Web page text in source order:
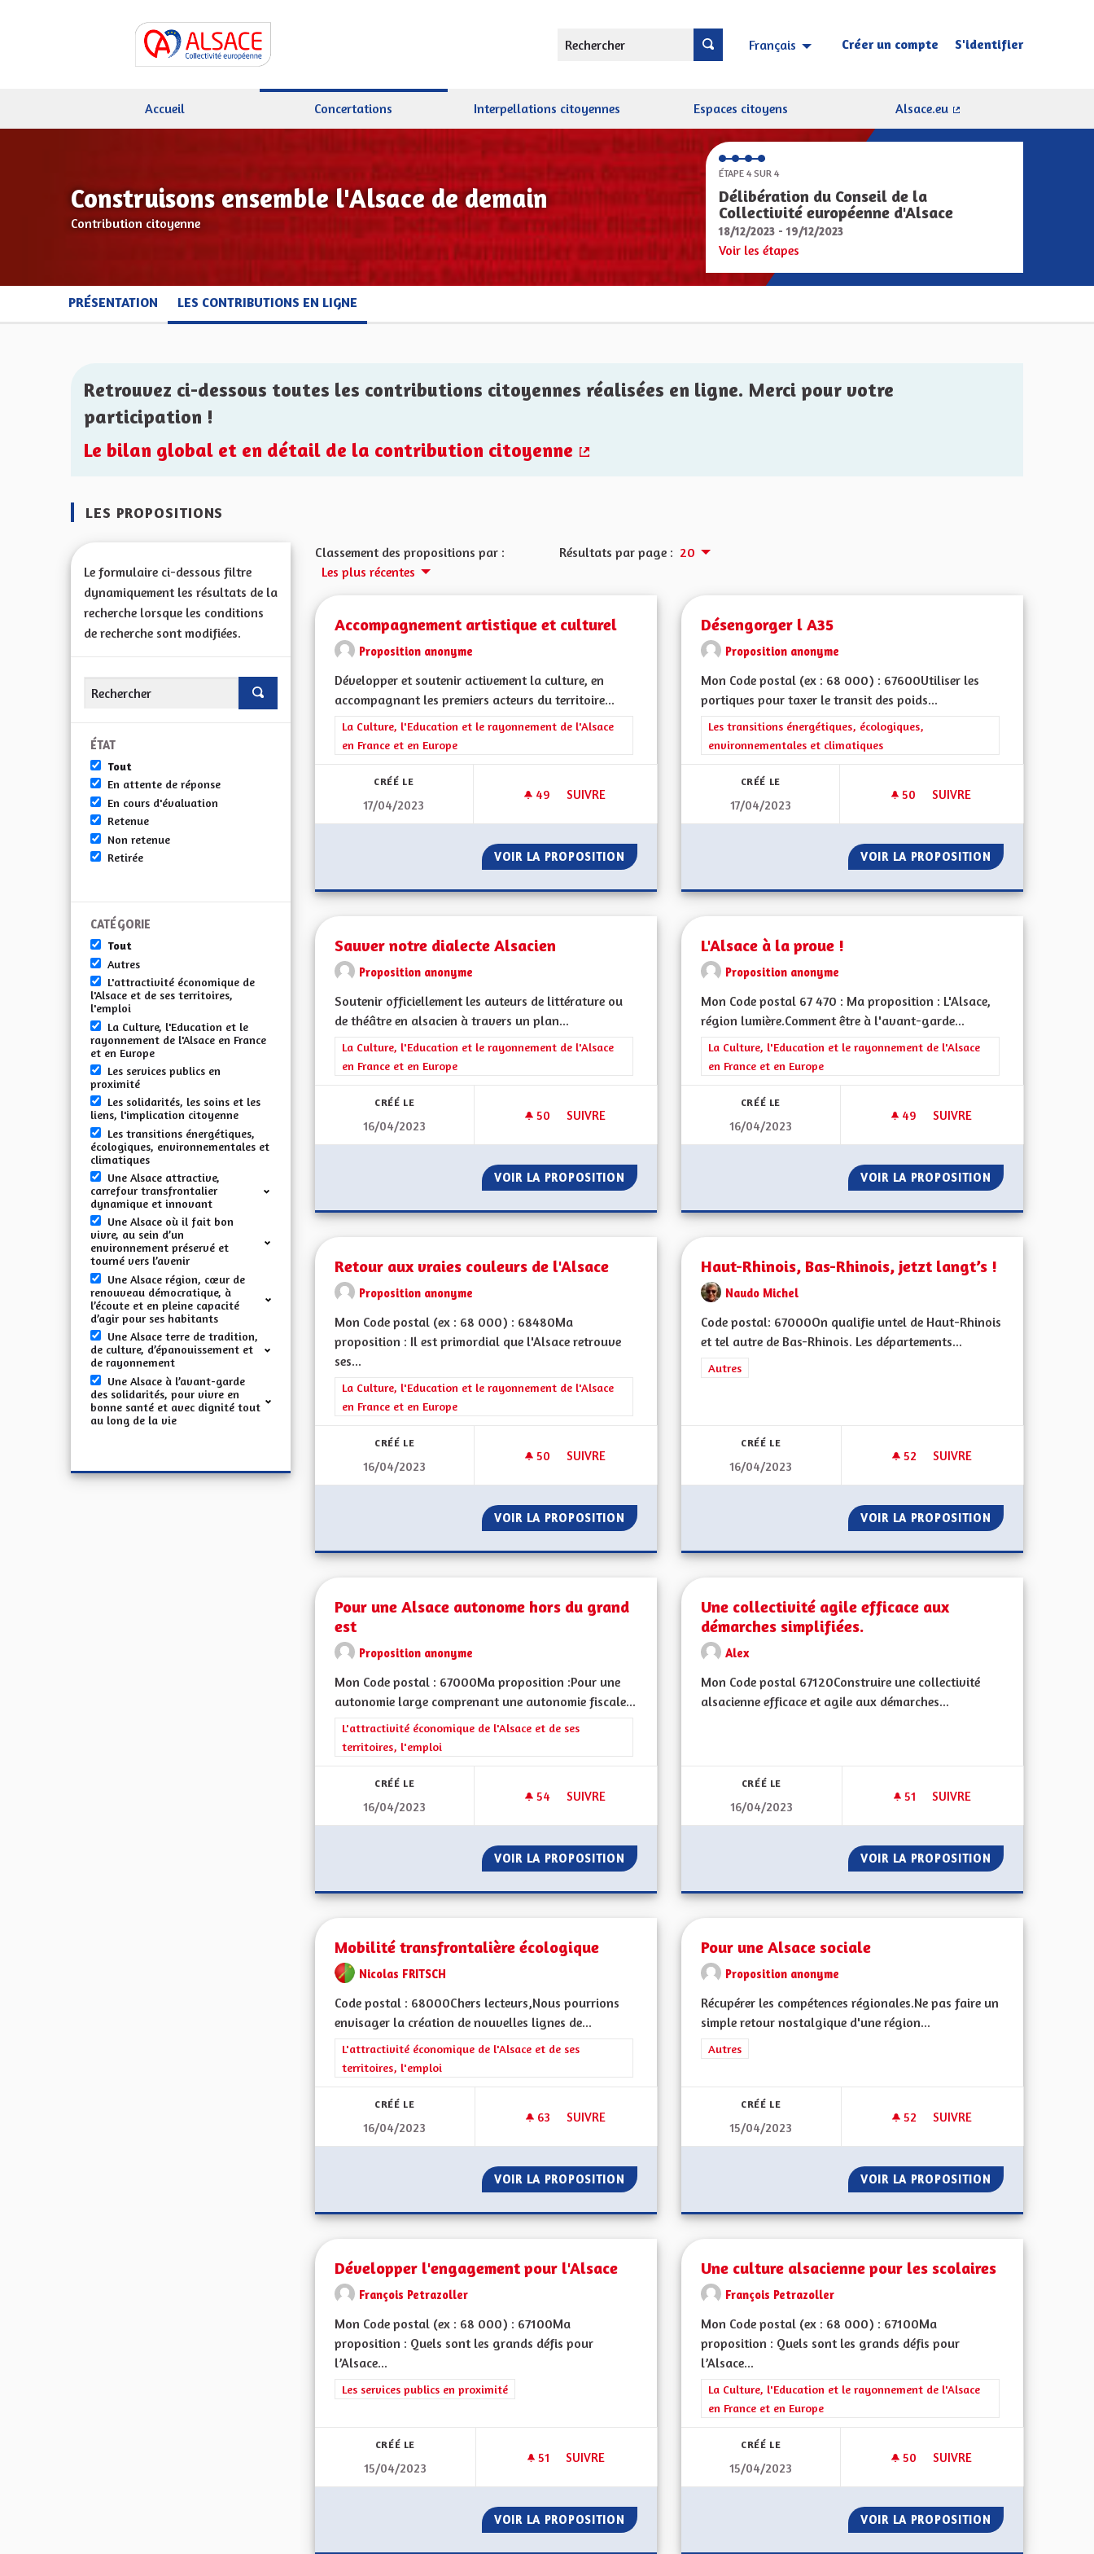
Rechercher Français Choisir la langue Sprache wählen
Créer un compte S'identifier
Accueil Concertations Interpellations citoyennes Espaces citoyens
Alsace.eu
Construisons ensemble l'Alsace de demain
Contribution citoyenne
ÉTAPE 4 SUR 4
Délibération du Conseil de la
Collectivité européenne d'Alsace
18/12/2023 - 19/12/2023
Voir les étapes
PRÉSENTATION LES CONTRIBUTIONS EN LIGNE
Retrouvez ci-dessous toutes les contributions citoyennes réalisées en ligne. Merci pour votre
participation !
Le bilan global et en détail de la contribution citoyenne
LES PROPOSITIONS
Le formulaire ci-dessous filtre
dynamiquement les résultats de la
recherche lorsque les conditions
de recherche sont modifiées.
ÉTAT
Tout
En attente de réponse
En cours d'évaluation
Retenue
Non retenue
Retirée
CATÉGORIE
Tout
Autres
L'attractivité économique de
l'Alsace et de ses territoires,
l'emploi
La Culture, l'Education et le
rayonnement de l'Alsace en France
et en Europe
Les services publics en
proximité
Les solidarités, les soins et les
liens, l'implication citoyenne
Les transitions énergétiques,
écologiques, environnementales et
climatiques
Une Alsace attractive,
carrefour transfrontalier
dynamique et innovant
Une Alsace où il fait bon
vivre, au sein d’un
environnement préservé et
tourné vers l’avenir
Une Alsace région, cœur de
renouveau démocratique, à
l’écoute et en pleine capacité
d’agir pour ses habitants
Une Alsace terre de tradition,
de culture, d’épanouissement et
de rayonnement
Une Alsace à l’avant-garde
des solidarités, pour vivre en
bonne santé et avec dignité tout
au long de la vie
Classement des propositions par :
Les plus récentes
Résultats par page : 20
Accompagnement artistique et culturel
Proposition anonyme
Développer et soutenir activement la culture, en
accompagnant les premiers acteurs du territoire...
Filtrer les résultats de la catégorie : La Culture, l'Education et le rayonnement de l'Alsace en France et en Europe
La Culture, l'Education et le rayonnement de l'Alsace
en France et en Europe
CRÉÉ LE
17/04/2023
49 49 ABONNÉS
SUIVRE
ACCOMPAGNEMENT ARTISTIQUE ET CULTUREL
VOIR LA PROPOSITION ACCOMPAGNEMENT ARTISTIQUE ET CULTUREL
Désengorger l A35
Proposition anonyme
Mon Code postal (ex : 68 000) : 67600Utiliser les
portiques pour taxer le transit des poids...
Filtrer les résultats de la catégorie : Les transitions énergétiques,
Les transitions énergétiques, écologiques,
environnementales et climatiques
CRÉÉ LE
17/04/2023
50 50 ABONNÉS
SUIVRE
VOIR LA PROPOSITION DÉSENGORGER L
Sauver notre dialecte Alsacien
Proposition anonyme
Soutenir officiellement les auteurs de littérature ou
de théâtre en alsacien à travers un plan...
Filtrer les résultats de la catégorie : La Culture, l'Education et le rayonnement de l'Alsace en France et en Europe
La Culture, l'Education et le rayonnement de l'Alsace
en France et en Europe
CRÉÉ LE
16/04/2023
50 50 ABONNÉS
SUIVRE
SAUVER NOTRE DIALECTE ALSACIEN
VOIR LA PROPOSITION SAUVER NOTRE DIALECTE ALSACIEN
L'Alsace à la proue !
Proposition anonyme
Mon Code postal 67 470 : Ma proposition : L'Alsace,
région lumière.Comment être à l'avant-garde...
Filtrer les résultats de la catégorie : La Culture, l'Education et le
La Culture, l'Education et le rayonnement de l'Alsace
en France et en Europe
CRÉÉ LE
16/04/2023
49 49 ABONNÉS
SUIVRE
VOIR LA PROPOSITION L'ALSACE À LA
Retour aux vraies couleurs de l'Alsace
Proposition anonyme
Mon Code postal (ex : 68 000) : 68480Ma
proposition : Il est primordial que l'Alsace retrouve
ses...
Filtrer les résultats de la catégorie : La Culture, l'Education et le rayonnement de l'Alsace en France et en Europe
La Culture, l'Education et le rayonnement de l'Alsace
en France et en Europe
CRÉÉ LE
16/04/2023
50 50 ABONNÉS
SUIVRE
RETOUR AUX VRAIES COULEURS DE L'ALSACE
VOIR LA PROPOSITION RETOUR AUX VRAIES COULEURS DE L'ALSACE
Haut-Rhinois, Bas-Rhinois, jetzt langt’s !
Naudo Michel
Code postal: 67000On qualifie untel de Haut-Rhinois
et tel autre de Bas-Rhinois. Les départements...
Filtrer les résultats de la catégorie : Autres
Autres
CRÉÉ LE
16/04/2023
52 52 ABONNÉS
SUIVRE
VOIR LA PROPOSITION HAUT-RHINOIS,
Pour une Alsace autonome hors du grand
est
Proposition anonyme
Mon Code postal : 67000Ma proposition :Pour une
autonomie large comprenant une autonomie fiscale...
Filtrer les résultats de la catégorie : L'attractivité économique de l'Alsace et de ses territoires, l'emploi
L'attractivité économique de l'Alsace et de ses
territoires, l'emploi
CRÉÉ LE
16/04/2023
54 54 ABONNÉS
SUIVRE
POUR UNE ALSACE AUTONOME HORS DU GRAND EST
VOIR LA PROPOSITION POUR UNE ALSACE AUTONOME HORS DU GRAND EST
Une collectivité agile efficace aux
démarches simplifiées.
Alex
Mon Code postal 67120Construire une collectivité
alsacienne efficace et agile aux démarches...
CRÉÉ LE
16/04/2023
51 51 ABONNÉS
SUIVRE
VOIR LA PROPOSITION UNE
Mobilité transfrontalière écologique
Nicolas FRITSCH
Code postal : 68000Chers lecteurs,Nous pourrions
envisager la création de nouvelles lignes de...
Filtrer les résultats de la catégorie : L'attractivité économique de l'Alsace et de ses territoires, l'emploi
L'attractivité économique de l'Alsace et de ses
territoires, l'emploi
CRÉÉ LE
16/04/2023
63 63 ABONNÉS
SUIVRE
MOBILITÉ TRANSFRONTALIÈRE ÉCOLOGIQUE
VOIR LA PROPOSITION MOBILITÉ TRANSFRONTALIÈRE ÉCOLOGIQUE
Pour une Alsace sociale
Proposition anonyme
Récupérer les compétences régionales.Ne pas faire un
simple retour nostalgique d'une région...
Filtrer les résultats de la catégorie : Autres
Autres
CRÉÉ LE
15/04/2023
52 52 ABONNÉS
SUIVRE
VOIR LA PROPOSITION POUR UNE
Développer l'engagement pour l'Alsace
François Petrazoller
Mon Code postal (ex : 68 000) : 67100Ma
proposition : Quels sont les grands défis pour
l’Alsace...
Filtrer les résultats de la catégorie : Les services publics en proximité
Les services publics en proximité
CRÉÉ LE
15/04/2023
51 51 ABONNÉS
SUIVRE
DÉVELOPPER L'ENGAGEMENT POUR L'ALSACE
VOIR LA PROPOSITION DÉVELOPPER L'ENGAGEMENT POUR L'ALSACE
Une culture alsacienne pour les scolaires
François Petrazoller
Mon Code postal (ex : 68 000) : 67100Ma
proposition : Quels sont les grands défis pour
l’Alsace...
Filtrer les résultats de la catégorie : La Culture, l'Education et le
La Culture, l'Education et le rayonnement de l'Alsace
en France et en Europe
CRÉÉ LE
15/04/2023
50 50 ABONNÉS
SUIVRE
VOIR LA PROPOSITION UNE CULTURE